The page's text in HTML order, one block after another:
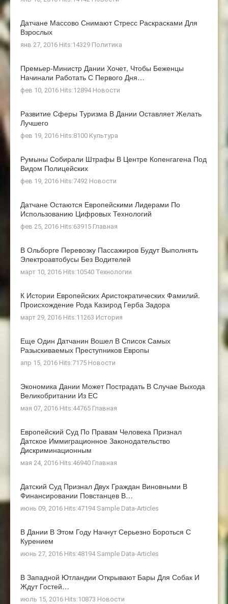
Датчане Массово Снимают Стресс Раскрасками Для
Взрослых
янв 27, 2016 Hits:14329 Политика
Премьер-Министр Дании Хочет, Чтобы Беженцы
Начинали Работать С Первого Дня…
фев 10, 2016 Hits:12894 Новости
Развитие Сферы Туризма В Дании Оставляет Желать
Лучшего
фев 19, 2016 Hits:8100 Культура
Румыны Собирали Штрафы В Центре Копенгагена Под
Видом Полицейских
фев 19, 2016 Hits:7492 Новости
Датчане Остаются Европейскими Лидерами По
Использованию Цифровых Технологий
фев 25, 2016 Hits:63915 Главная
В Ольборге Перевозку Пассажиров Будут Выполнять
Электроавтобусы Без Водителей
март 10, 2016 Hits:10540 Технологии
К Истории Европейских Аристократических Фамилий.
Происхождение Рода Казирод Герба Задора
март 29, 2016 Hits:11263 История
Еще Один Датчанин Вошел В Список Самых
Разыскиваемых Преступников Европы
апр 15, 2016 Hits:7175 Новости
Экономика Дании Может Пострадать В Случае Выхода
Великобритании Из ЕС
мая 07, 2016 Hits:44765 Главная
Европейский Суд По Правам Человека Признал
Датское Иммиграционное Законодательство
Дискриминационным
мая 24, 2016 Hits:46940 Главная
Датский Суд Признал Двух Граждан Виновными В
Финансировании Повстанцев В…
июнь 09, 2016 Hits:47194 Sample Data-Articles
В Дании В Этом Году Начнут Серьезно Бороться С
Курением
июнь 27, 2016 Hits:48194 Sample Data-Articles
В Западной Ютландии Открывают Бары Для Собак И
Ждут Гостей…
июль 15, 2016 Hits:10873 Новости